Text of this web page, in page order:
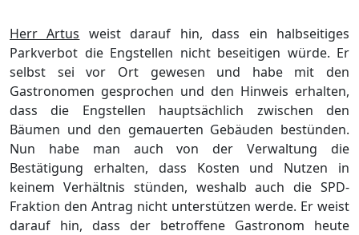
Herr Artus weist darauf hin, dass ein halbseitiges
Parkverbot die Engstellen nicht beseitigen würde. Er
selbst sei vor Ort gewesen und habe mit den
Gastronomen gesprochen und den Hinweis erhalten,
dass die Engstellen hauptsächlich zwischen den
Bäumen und den gemauerten Gebäuden bestünden.
Nun habe man auch von der Verwaltung die
Bestätigung erhalten, dass Kosten und Nutzen in
keinem Verhältnis stünden, weshalb auch die SPD-
Fraktion den Antrag nicht unterstützen werde. Er weist
darauf hin, dass der betroffene Gastronom heute